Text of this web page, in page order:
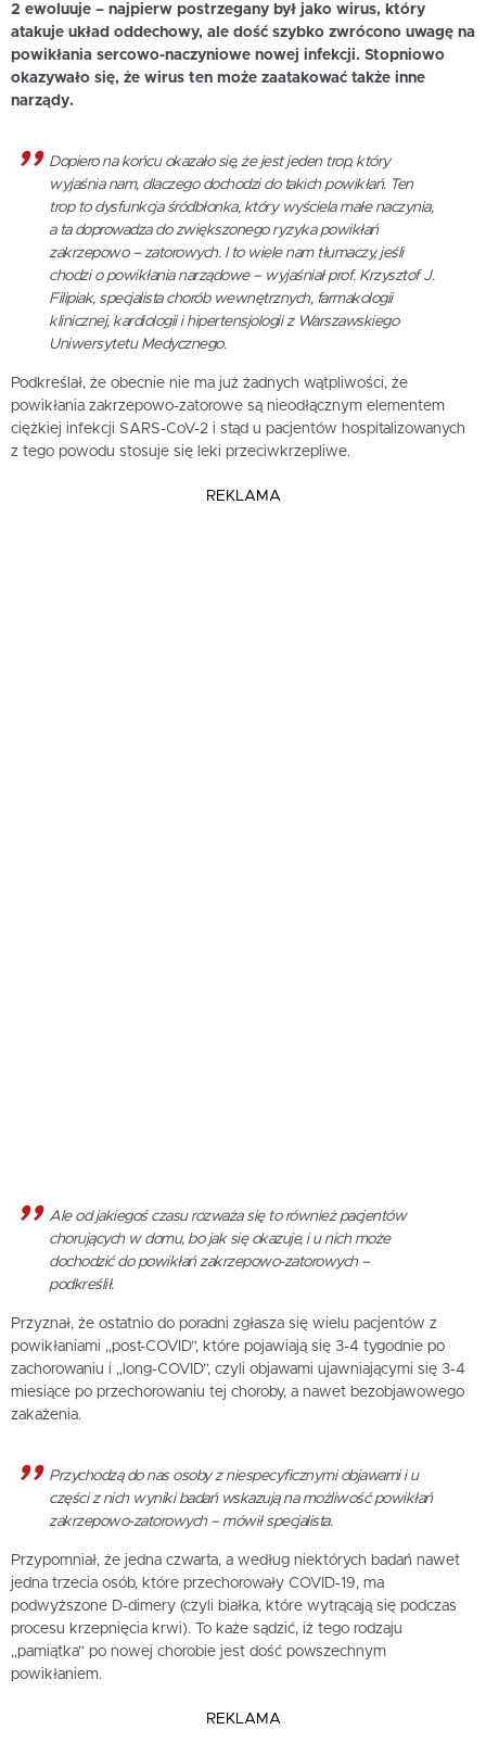
2 ewoluuje – najpierw postrzegany był jako wirus, który
atakuje układ oddechowy, ale dość szybko zwrócono uwagę na
powikłania sercowo-naczyniowe nowej infekcji. Stopniowo
okazywało się, że wirus ten może zaatakować także inne
narządy.
Dopiero na końcu okazało się, że jest jeden trop, który
wyjaśnia nam, dlaczego dochodzi do takich powikłań. Ten
trop to dysfunkcja śródbłonka, który wyściela małe naczynia,
a ta doprowadza do zwiększonego ryzyka powikłań
zakrzepowo – zatorowych. I to wiele nam tłumaczy, jeśli
chodzi o powikłania narządowe – wyjaśniał prof. Krzysztof J.
Filipiak, specjalista chorób wewnętrznych, farmakologii
klinicznej, kardiologii i hipertensjologii z Warszawskiego
Uniwersytetu Medycznego.
Podkreślał, że obecnie nie ma już żadnych wątpliwości, że
powikłania zakrzepowo-zatorowe są nieodłącznym elementem
ciężkiej infekcji SARS-CoV-2 i stąd u pacjentów hospitalizowanych
z tego powodu stosuje się leki przeciwkrzepliwe.
REKLAMA
Ale od jakiegoś czasu rozważa się to również pacjentów
chorujących w domu, bo jak się okazuje, i u nich może
dochodzić do powikłań zakrzepowo-zatorowych –
podkreślił.
Przyznał, że ostatnio do poradni zgłasza się wielu pacjentów z
powikłaniami „post-COVID”, które pojawiają się 3-4 tygodnie po
zachorowaniu i „long-COVID”, czyli objawami ujawniającymi się 3-4
miesiące po przechorowaniu tej choroby, a nawet bezobjawowego
zakażenia.
Przychodzą do nas osoby z niespecyficznymi objawami i u
części z nich wyniki badań wskazują na możliwość powikłań
zakrzepowo-zatorowych – mówił specjalista.
Przypomniał, że jedna czwarta, a według niektórych badań nawet
jedna trzecia osób, które przechorowały COVID-19, ma
podwyższone D-dimery (czyli białka, które wytrącają się podczas
procesu krzepnięcia krwi). To każe sądzić, iż tego rodzaju
„pamiątka” po nowej chorobie jest dość powszechnym
powikłaniem.
REKLAMA